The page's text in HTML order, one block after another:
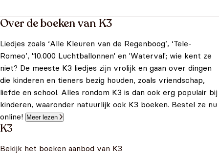
Over de boeken van K3
Liedjes zoals ‘Alle Kleuren van de Regenboog’, ‘Tele-
Romeo’, '10.000 Luchtballonnen' en 'Waterval'; wie kent ze
niet? De meeste K3 liedjes zijn vrolijk en gaan over dingen
die kinderen en tieners bezig houden, zoals vriendschap,
liefde en school. Alles rondom K3 is dan ook erg populair bij
kinderen, waaronder natuurlijk ook K3 boeken. Bestel ze nu
online!
Meer lezen
K3
Bekijk het boeken aanbod van K3